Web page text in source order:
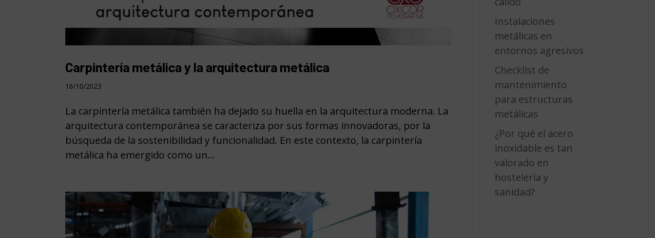
Carpintería metálica y la arquitectura metálica
16/10/2023
La carpintería metálica también ha dejado su huella en la arquitectura moderna. La
arquitectura contemporánea se caracteriza por sus formas innovadoras, por la
búsqueda de la sostenibilidad y funcionalidad. En este contexto, la carpintería
metálica ha emergido como un...
Instalaciones
metálicas en
entornos agresivos
Checklist de
mantenimiento
para estructuras
metálicas
¿Por qué el acero
inoxidable es tan
valorado en
hostelería y
sanidad?